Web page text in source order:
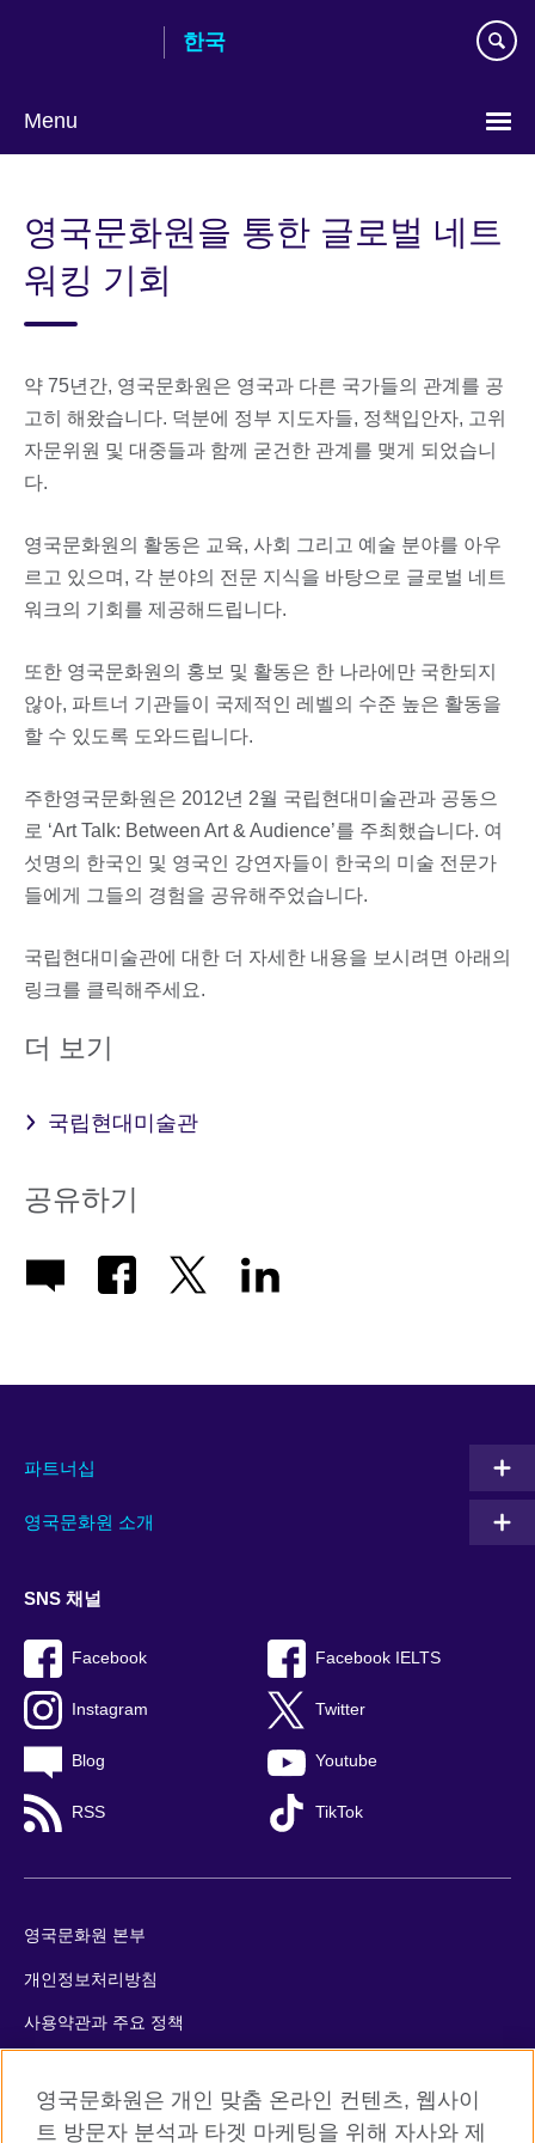
content
한국
Menu
영국문화원을 통한 글로벌 네트
워킹 기회
약 75년간, 영국문화원은 영국과 다른 국가들의 관계를 공
고히 해왔습니다. 덕분에 정부 지도자들, 정책입안자, 고위
자문위원 및 대중들과 함께 굳건한 관계를 맺게 되었습니
다.
영국문화원의 활동은 교육, 사회 그리고 예술 분야를 아우
르고 있으며, 각 분야의 전문 지식을 바탕으로 글로벌 네트
워크의 기회를 제공해드립니다.
또한 영국문화원의 홍보 및 활동은 한 나라에만 국한되지
않아, 파트너 기관들이 국제적인 레벨의 수준 높은 활동을
할 수 있도록 도와드립니다.
주한영국문화원은 2012년 2월 국립현대미술관과 공동으
로 ‘Art Talk: Between Art & Audience’를 주최했습니다. 여
섯명의 한국인 및 영국인 강연자들이 한국의 미술 전문가
들에게 그들의 경험을 공유해주었습니다.
국립현대미술관에 대한 더 자세한 내용을 보시려면 아래의
링크를 클릭해주세요.
더 보기
국립현대미술관
공유하기
파트너십
영국문화원 소개
SNS 채널
Facebook Facebook IELTS
Instagram Twitter
Blog Youtube
RSS TikTok
영국문화원 본부
개인정보처리방침
사용약관과 주요 정책
사이트맵
영국문화원은 개인 맞춤 온라인 컨텐츠, 웹사이
트 방문자 분석과 타겟 마케팅을 위해 자사와 제